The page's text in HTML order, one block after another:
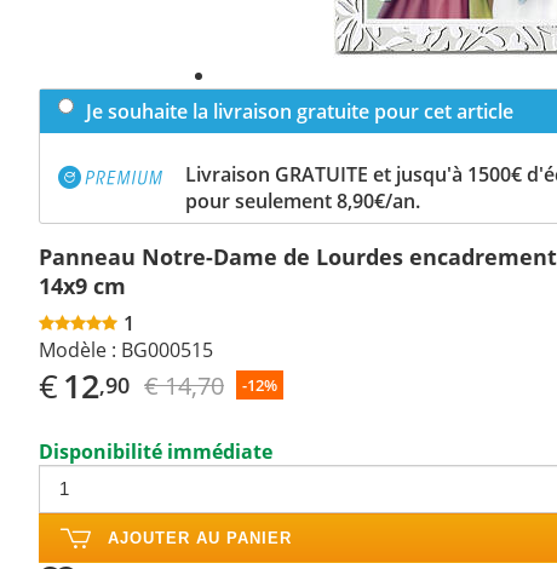
Je souhaite la livraison gratuite pour cet article
Livraison GRATUITE et jusqu'à 1500€
pour seulement 8,90€/an.
Panneau Notre-Dame de Lourdes
14x9 cm
1
Modèle : BG000515
€12,90 € 14,70 -12%
Disponibilité immédiate
AJOUTER AU PANIER